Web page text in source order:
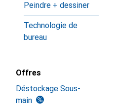
Peindre + dessiner
Technologie de
bureau
Offres
Déstockage Sous-
main